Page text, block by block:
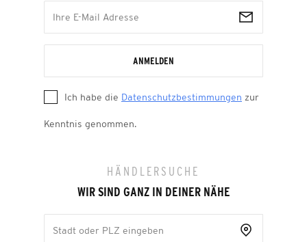
ANMELDEN
Ich habe die Datenschutzbestimmungen zur
Kenntnis genommen.
HÄNDLERSUCHE
WIR SIND GANZ IN DEINER NÄHE